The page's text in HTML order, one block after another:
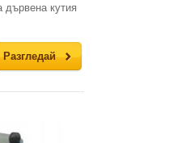
дървена кутия
Разгледай